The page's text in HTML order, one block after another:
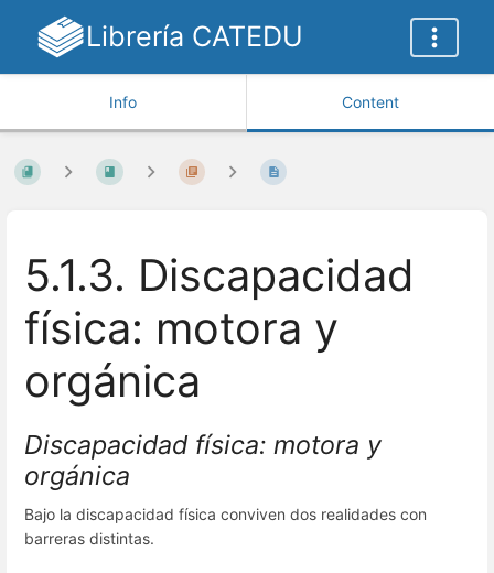
Librería CATEDU
Info Content
5.1.3. Discapacidad
física: motora y
orgánica
Discapacidad física: motora y
orgánica
Bajo la discapacidad física conviven dos realidades con
barreras distintas.